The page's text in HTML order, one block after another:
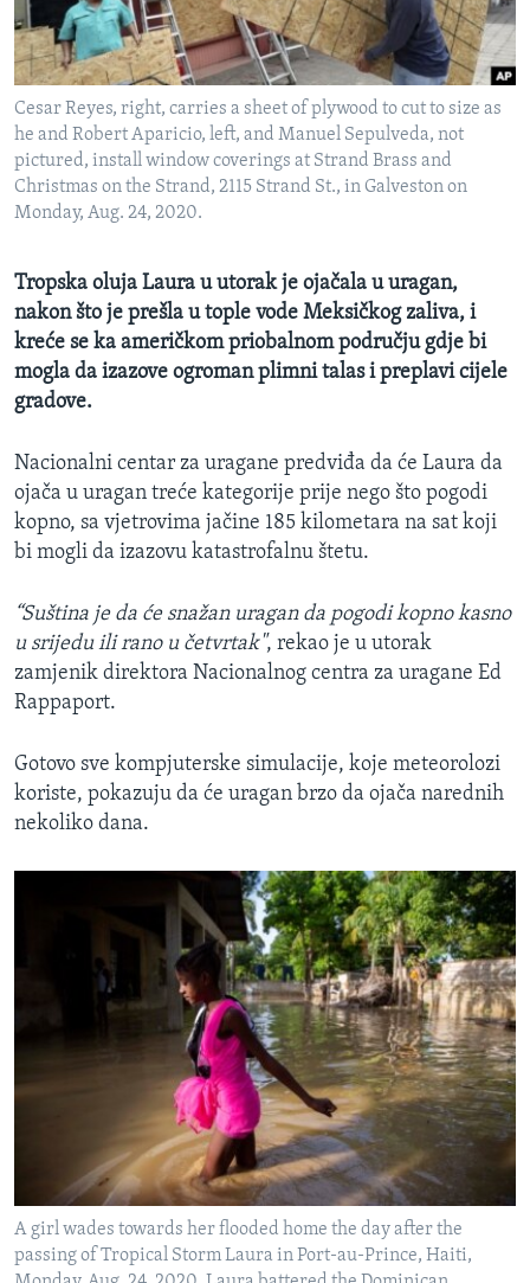
MAGAZIN
O GLASU AMERIKE
Learning English
PRATITE NAS
Jezici
Cesar Reyes, right, carries a sheet of plywood to cut to size as
he and Robert Aparicio, left, and Manuel Sepulveda, not
pictured, install window coverings at Strand Brass and
Christmas on the Strand, 2115 Strand St., in Galveston on
Monday, Aug. 24, 2020.
Tropska oluja Laura u utorak je ojačala u uragan,
nakon što je prešla u tople vode Meksičkog zaliva, i
kreće se ka američkom priobalnom području gdje bi
mogla da izazove ogroman plimni talas i preplavi cijele
gradove.
Nacionalni centar za uragane predviđa da će Laura da
ojača u uragan treće kategorije prije nego što pogodi
kopno, sa vjetrovima jačine 185 kilometara na sat koji
bi mogli da izazovu katastrofalnu štetu.
“Suština je da će snažan uragan da pogodi kopno kasno
u srijedu ili rano u četvrtak", rekao je u utorak
zamjenik direktora Nacionalnog centra za uragane Ed
Rappaport.
Gotovo sve kompjuterske simulacije, koje meteorolozi
koriste, pokazuju da će uragan brzo da ojača narednih
nekoliko dana.
A girl wades towards her flooded home the day after the
passing of Tropical Storm Laura in Port-au-Prince, Haiti,